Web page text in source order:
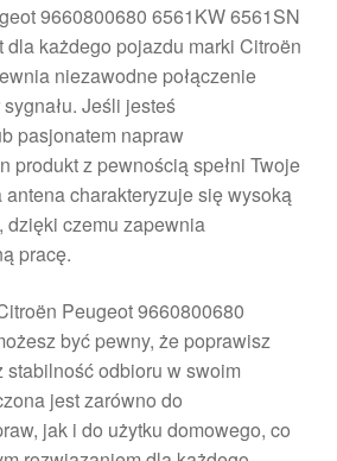
9660800680 6561KW 6561SN
każdego pojazdu marki Citroën
niezawodne połączenie
Jeśli jesteś
pasjonatem napraw
produkt z pewnością spełni Twoje
charakteryzuje się wysoką
dzięki czemu zapewnia
pracę.
Peugeot 9660800680
być pewny, że poprawisz
stabilność odbioru w swoim
jest zarówno do
jak i do użytku domowego, co